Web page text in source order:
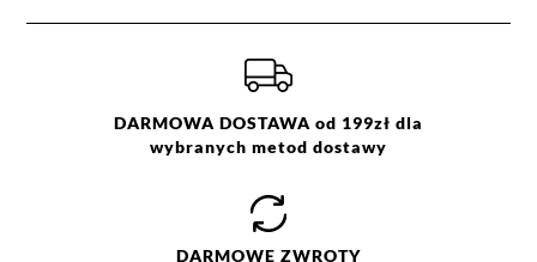
DARMOWA DOSTAWA od 199zł dla
wybranych metod dostawy
DARMOWE ZWROTY